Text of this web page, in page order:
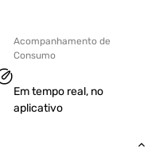
Acompanhamento de
Consumo
Em tempo real, no
aplicativo